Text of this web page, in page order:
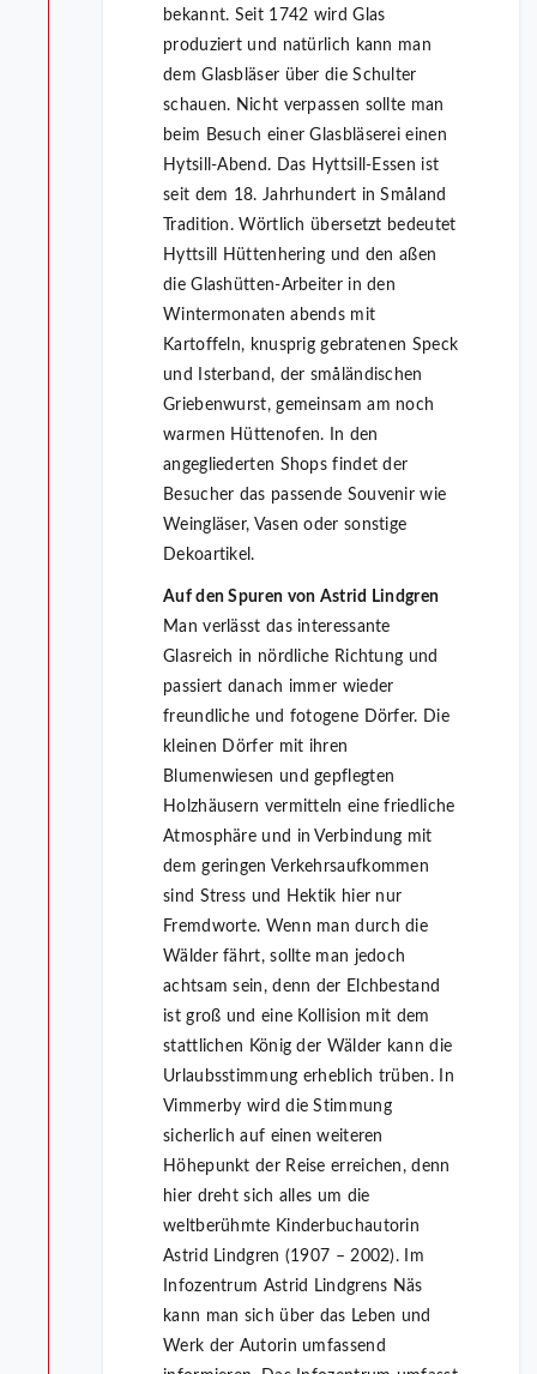
bekannt. Seit 1742 wird Glas
produziert und natürlich kann man
dem Glasbläser über die Schulter
schauen. Nicht verpassen sollte man
beim Besuch einer Glasbläserei einen
Hytsill-Abend. Das Hyttsill-Essen ist
seit dem 18. Jahrhundert in Småland
Tradition. Wörtlich übersetzt bedeutet
Hyttsill Hüttenhering und den aßen
die Glashütten-Arbeiter in den
Wintermonaten abends mit
Kartoffeln, knusprig gebratenen Speck
und Isterband, der småländischen
Griebenwurst, gemeinsam am noch
warmen Hüttenofen. In den
angegliederten Shops findet der
Besucher das passende Souvenir wie
Weingläser, Vasen oder sonstige
Dekoartikel.
Auf den Spuren von Astrid Lindgren
Man verlässt das interessante
Glasreich in nördliche Richtung und
passiert danach immer wieder
freundliche und fotogene Dörfer. Die
kleinen Dörfer mit ihren
Blumenwiesen und gepflegten
Holzhäusern vermitteln eine friedliche
Atmosphäre und in Verbindung mit
dem geringen Verkehrsaufkommen
sind Stress und Hektik hier nur
Fremdworte. Wenn man durch die
Wälder fährt, sollte man jedoch
achtsam sein, denn der Elchbestand
ist groß und eine Kollision mit dem
stattlichen König der Wälder kann die
Urlaubsstimmung erheblich trüben. In
Vimmerby wird die Stimmung
sicherlich auf einen weiteren
Höhepunkt der Reise erreichen, denn
hier dreht sich alles um die
weltberühmte Kinderbuchautorin
Astrid Lindgren (1907 – 2002). Im
Infozentrum Astrid Lindgrens Näs
kann man sich über das Leben und
Werk der Autorin umfassend